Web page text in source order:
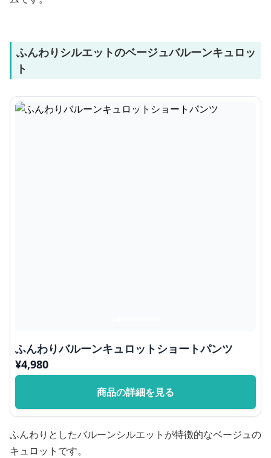
ふんわりシルエットのベージュバルーンキュロッ
ト
ふんわりバルーンキュロットショートパンツ
¥4,980
商品の詳細を見る
ふんわりとしたバルーンシルエットが特徴的なベージュの
キュロットです。